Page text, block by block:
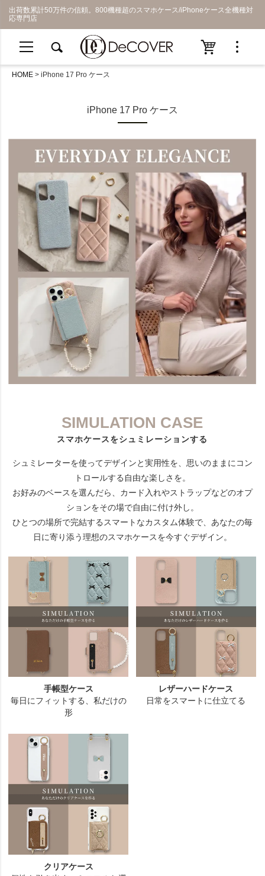
出荷数累計50万件の信頼。800機種超のスマホケース/iPhoneケース全機種対
応専門店
HOME iPhone 17 Pro ケース
iPhone 17 Pro ケース